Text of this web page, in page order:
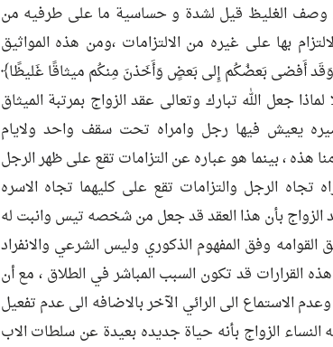
وصف الغليظ قيل لشدة و حساسية ما على طرفيه من
بها على غيره من الالتزامات ،ومن هذه المواثيق
وَقَد أَفضى بَعضُكُم إِلى بَعضٍ وَأَخَذنَ مِنكُم ميثاقًا غَليظًا﴾
لماذا جعل الله تبارك وتعالى عقد الزواج بمرتبة الميثاق
يعيش فيها رجل وامراه تحت سقف واحد ولايام
هذه ، بينما هو عباره عن التزامات تقع على ظهر الرجل
تجاه الرجل والتزامات تقع على كليهما تجاه الاسره
الزواج بأن هذا العقد قد جعل من شخصه تيس وانبت له
وفق المفهوم الذكوري وليس الشرعي والانفراد
القرارات قد تكون السبب المباشر في الطلاق ، مع أن
الاستماع الى الرائي الآخر بالاضافه الى عدم تفعيل
الزواج بأنه حياة جديده بعيدة عن سلطات الاب